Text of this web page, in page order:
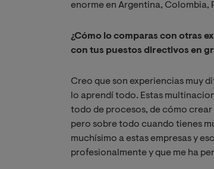
enorme en Argentina, Colombia,
¿Cómo lo comparas con otras
con tus puestos directivos en
Creo que son experiencias muy
lo aprendí todo. Estas
todo de procesos, de cómo crear
pero sobre todo cuando tienes
muchísimo a estas empresas y
profesionalmente y que me ha